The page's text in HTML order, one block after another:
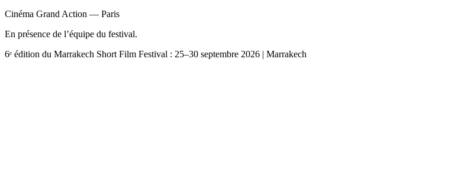
Cinéma Grand Action — Paris
En présence de l’équipe du festival.
6ᵉ édition du Marrakech Short Film Festival : 25–30 septembre 2026 | Marrakech